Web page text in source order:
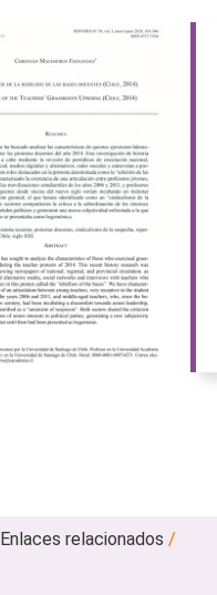
Enlaces relacionados/